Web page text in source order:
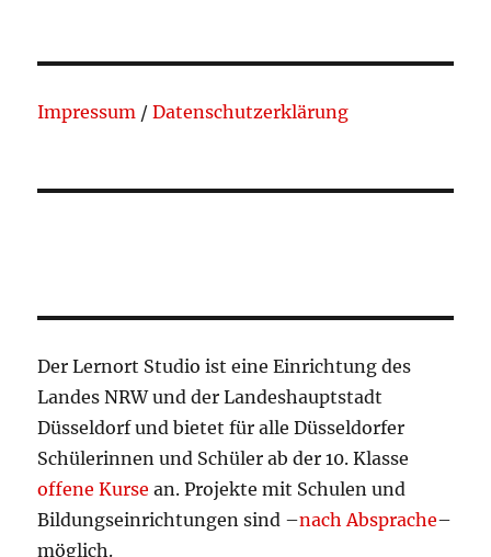
Impressum /Datenschutzerklärung
Der Lernort Studio ist eine Einrichtung des
Landes NRW und der Landeshauptstadt
Düsseldorf und bietet für alle Düsseldorfer
Schülerinnen und Schüler ab der 10. Klasse
offene Kurse an. Projekte mit Schulen und
Bildungseinrichtungen sind –nach Absprache–
möglich.